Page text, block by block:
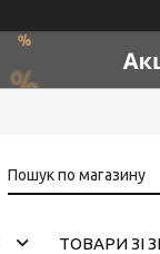
ТОВАРИ ЗІ